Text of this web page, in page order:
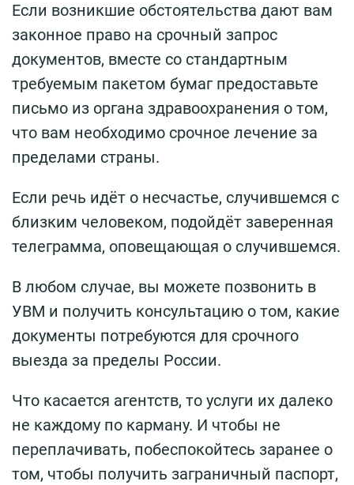
Если возникшие обстоятельства дают вам
законное право на срочный запрос
документов, вместе со стандартным
требуемым пакетом бумаг предоставьте
письмо из органа здравоохранения о том,
что вам необходимо срочное лечение за
пределами страны.
Если речь идёт о несчастье, случившемся с
близким человеком, подойдёт заверенная
телеграмма, оповещающая о случившемся.
В любом случае, вы можете позвонить в
УВМ и получить консультацию о том, какие
документы потребуются для срочного
выезда за пределы России.
Что касается агентств, то услуги их далеко
не каждому по карману. И чтобы не
переплачивать, побеспокойтесь заранее о
том, чтобы получить заграничный паспорт,